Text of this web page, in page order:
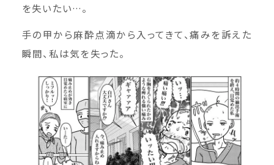
を失いたい…。
手の甲から麻酔点滴から入ってきて、痛みを訴えた
瞬間、私は気を失った。